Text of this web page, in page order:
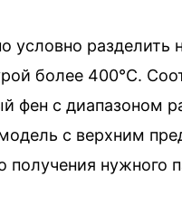
условно разделить
более 400°С.
фен с диапазоном
с верхним
получения нужного